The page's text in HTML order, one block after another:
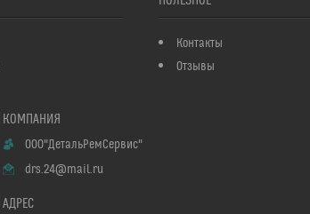
Контакты
Отзывы
ООО"ДетальРемСервис"
drs.24@mail.ru